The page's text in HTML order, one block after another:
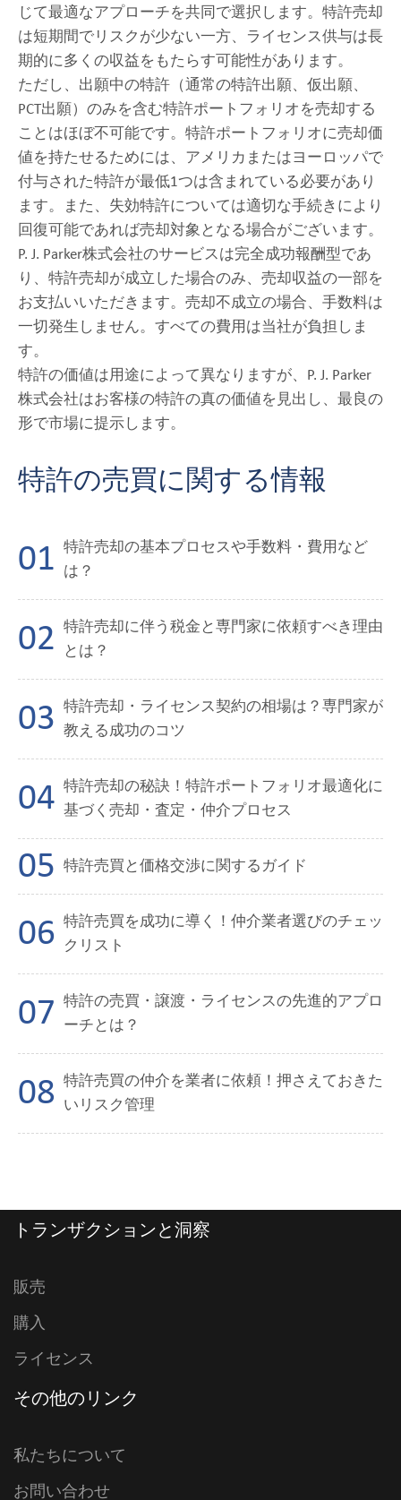
じて最適なアプローチを共同で選択します。特許売却
は短期間でリスクが少ない一方、ライセンス供与は長
期的に多くの収益をもたらす可能性があります。
ただし、出願中の特許（通常の特許出願、仮出願、
PCT出願）のみを含む特許ポートフォリオを売却する
ことはほぼ不可能です。特許ポートフォリオに売却価
値を持たせるためには、アメリカまたはヨーロッパで
付与された特許が最低1つは含まれている必要があり
ます。また、失効特許については適切な手続きにより
回復可能であれば売却対象となる場合がございます。
P. J. Parker株式会社のサービスは完全成功報酬型であ
り、特許売却が成立した場合のみ、売却収益の一部を
お支払いいただきます。売却不成立の場合、手数料は
一切発生しません。すべての費用は当社が負担しま
す。
特許の価値は用途によって異なりますが、P. J. Parker
株式会社はお客様の特許の真の価値を見出し、最良の
形で市場に提示します。
特許の売買に関する情報
特許売却の基本プロセスや手数料・費用など
は？
特許売却に伴う税金と専門家に依頼すべき理由
とは？
特許売却・ライセンス契約の相場は？専門家が
教える成功のコツ
特許売却の秘訣！特許ポートフォリオ最適化に
基づく売却・査定・仲介プロセス
特許売買と価格交渉に関するガイド
特許売買を成功に導く！仲介業者選びのチェッ
クリスト
特許の売買・譲渡・ライセンスの先進的アプロ
ーチとは？
特許売買の仲介を業者に依頼！押さえておきた
いリスク管理
トランザクションと洞察
販売
購入
ライセンス
その他のリンク
私たちについて
お問い合わせ